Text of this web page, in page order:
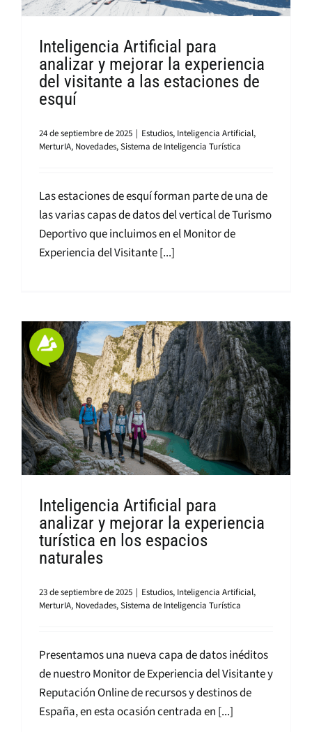
Inteligencia Artificial para
analizar y mejorar la experiencia
del visitante a las estaciones de
esquí
24 de septiembre de 2025 | Estudios, Inteligencia Artificial,
MerturIA, Novedades,Sistema de Inteligencia Turística
Las estaciones de esquí forman parte de una de
las varias capas de datos del vertical de Turismo
Deportivo que incluimos en el Monitor de
Experiencia del Visitante [...]
Inteligencia Artificial para
analizar y mejorar la experiencia
turística en los espacios
naturales
23 de septiembre de 2025 | Estudios, Inteligencia Artificial,
MerturIA, Novedades,Sistema de Inteligencia Turística
Presentamos una nueva capa de datos inéditos
de nuestro Monitor de Experiencia del Visitante y
Reputación Online de recursos y destinos de
España, en esta ocasión centrada en [...]